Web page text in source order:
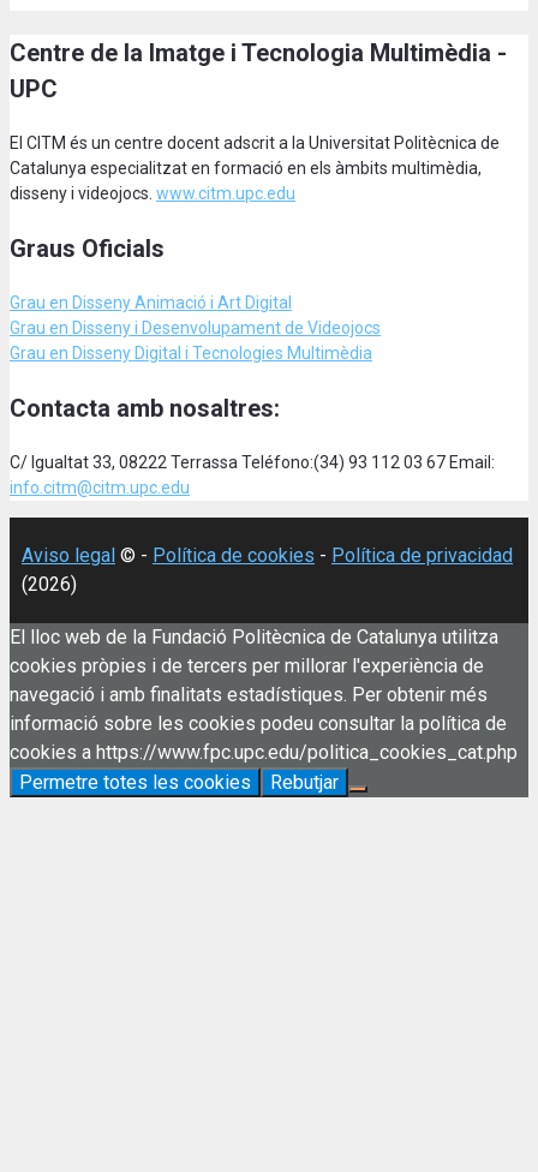
Centre de la Imatge i Tecnologia Multimèdia -
UPC
El CITM és un centre docent adscrit a la Universitat Politècnica de
Catalunya especialitzat en formació en els àmbits multimèdia,
disseny i videojocs. www.citm.upc.edu
Graus Oficials
Grau en Disseny Animació i Art Digital
Grau en Disseny i Desenvolupament de Videojocs
Grau en Disseny Digital i Tecnologies Multimèdia
Contacta amb nosaltres:
C/ Igualtat 33, 08222 Terrassa Teléfono:(34) 93 112 03 67 Email:
info.citm@citm.upc.edu
Aviso legal © - Política de cookies - Política de privacidad
(2026)
El lloc web de la Fundació Politècnica de Catalunya utilitza
cookies pròpies i de tercers per millorar l'experiència de
navegació i amb finalitats estadístiques. Per obtenir més
informació sobre les cookies podeu consultar la política de
cookies a https://www.fpc.upc.edu/politica_cookies_cat.php
Permetre totes les cookies
Rebutjar